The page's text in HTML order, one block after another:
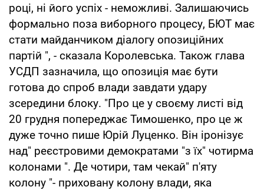
році, ні його успіх - неможливі. Залишаючись
формально поза виборного процесу, БЮТ має
стати майданчиком діалогу опозиційних
партій ", - сказала Королевська. Також глава
УСДП зазначила, що опозиція має бути
готова до спроб влади завдати удару
зсередини блоку. "Про це у своєму листі від
20 грудня попереджає Тимошенко, про це ж
дуже точно пише Юрій Луценко. Він іронізує
над" реєстровими демократами "з їх" чотирма
колонами ". Де чотири, там чекай" п'яту
колону "- приховану колону влади, яка